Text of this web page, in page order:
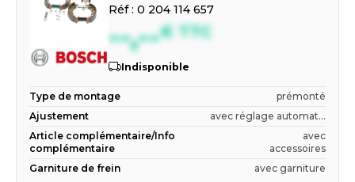
Réf : 0 204 114 657
--,--€ TTC
Indisponible
Type de montage
prémonté
Ajustement
avec réglage automat...
Article complémentaire/Info
complémentaire
avec
accessoires
Garniture de frein
avec garniture